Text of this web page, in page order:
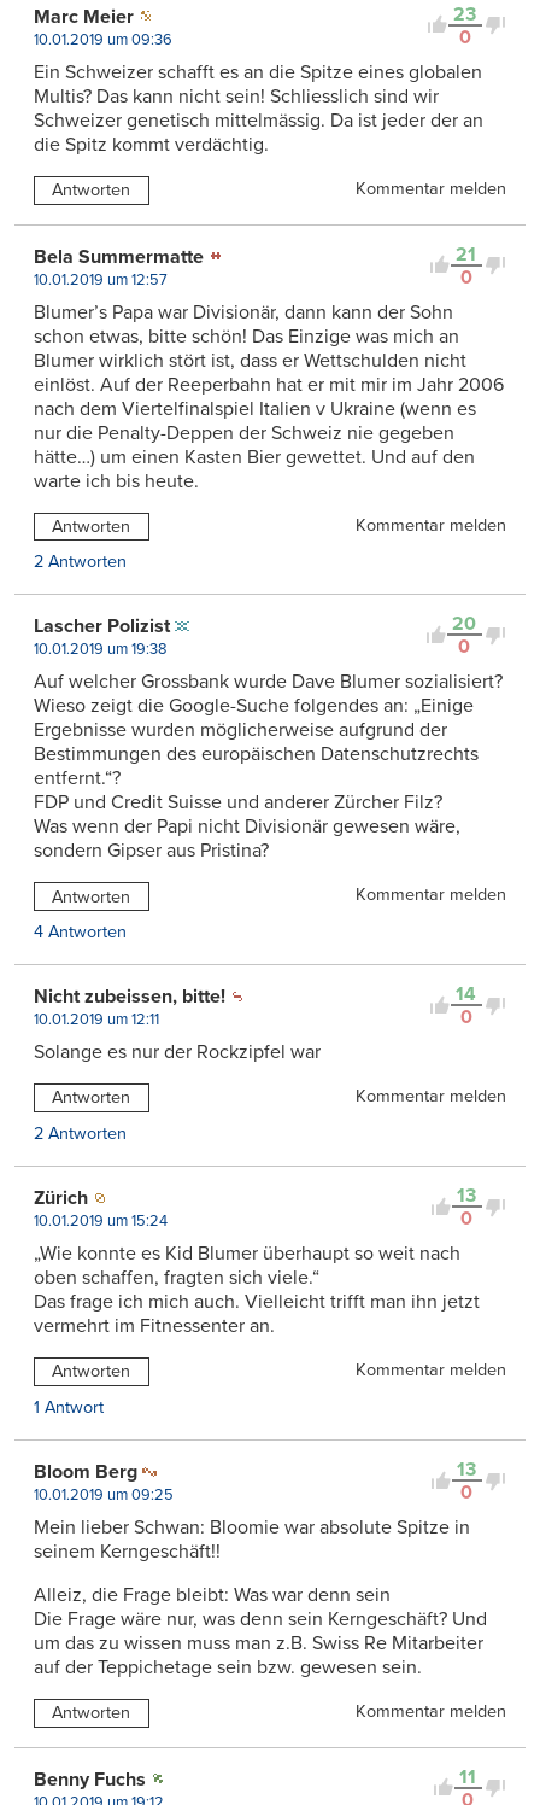
23
0
Marc Meier
10.01.2019 um 09:36
Ein Schweizer schafft es an die Spitze eines globalen
Multis? Das kann nicht sein! Schliesslich sind wir
Schweizer genetisch mittelmässig. Da ist jeder der an
die Spitz kommt verdächtig.
Antworten Kommentar melden
21
0
Bela Summermatte
10.01.2019 um 12:57
Blumer’s Papa war Divisionär, dann kann der Sohn
schon etwas, bitte schön! Das Einzige was mich an
Blumer wirklich stört ist, dass er Wettschulden nicht
einlöst. Auf der Reeperbahn hat er mit mir im Jahr 2006
nach dem Viertelfinalspiel Italien v Ukraine (wenn es
nur die Penalty-Deppen der Schweiz nie gegeben
hätte…) um einen Kasten Bier gewettet. Und auf den
warte ich bis heute.
Antworten
Kommentar melden
2 Antworten
20
0
Lascher Polizist
10.01.2019 um 19:38
Auf welcher Grossbank wurde Dave Blumer sozialisiert?
Wieso zeigt die Google-Suche folgendes an: „Einige
Ergebnisse wurden möglicherweise aufgrund der
Bestimmungen des europäischen Datenschutzrechts
entfernt.“?
FDP und Credit Suisse und anderer Zürcher Filz?
Was wenn der Papi nicht Divisionär gewesen wäre,
sondern Gipser aus Pristina?
Antworten
Kommentar melden
4 Antworten
14
0
Nicht zubeissen, bitte!
10.01.2019 um 12:11
Solange es nur der Rockzipfel war
Antworten
Kommentar melden
2 Antworten
13
0
Zürich
10.01.2019 um 15:24
„Wie konnte es Kid Blumer überhaupt so weit nach
oben schaffen, fragten sich viele.“
Das frage ich mich auch. Vielleicht trifft man ihn jetzt
vermehrt im Fitnessenter an.
Antworten
Kommentar melden
1 Antwort
13
0
Bloom Berg
10.01.2019 um 09:25
Mein lieber Schwan: Bloomie war absolute Spitze in
seinem Kerngeschäft!!
Alleiz, die Frage bleibt: Was war denn sein
Die Frage wäre nur, was denn sein Kerngeschäft? Und
um das zu wissen muss man z.B. Swiss Re Mitarbeiter
auf der Teppichetage sein bzw. gewesen sein.
Antworten Kommentar melden
11
0
Benny Fuchs